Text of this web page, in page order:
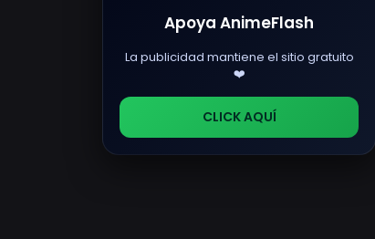
Apoya AnimeFlash
La publicidad mantiene el sitio gratuito
❤️
CLICK AQUÍ